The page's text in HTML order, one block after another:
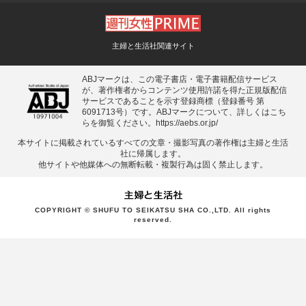
主婦と生活社関連サイト
ABJマークは、この電子書店・電子書籍配信サービス
が、著作権者からコンテンツ使用許諾を得た正規版配信
サービスであることを示す登録商標（登録番号 第
6091713号）です。ABJマークについて、詳しくはこち
らを御覧ください。
https://aebs.or.jp/
本サイトに掲載されているすべての⽂章・撮影写真の著作権は主婦と⽣活
社に帰属します。
他サイトや他媒体への無断転載・複製⾏為は固く禁⽌します。
COPYRIGHT © SHUFU TO SEIKATSU SHA CO.,LTD. All rights
reserved.